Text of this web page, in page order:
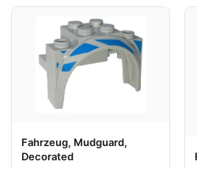
Fahrzeug, Mudguard,
Decorated